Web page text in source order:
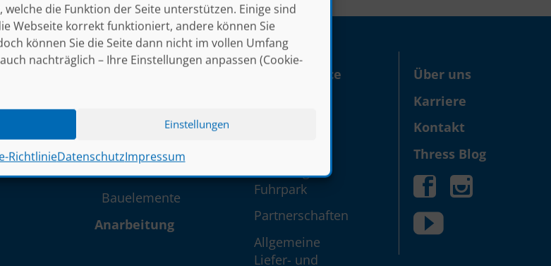
welche die Funktion der Seite unterstützen. Einige sind
Webseite korrekt funktioniert, andere können Sie
können Sie die Seite dann nicht im vollen Umfang
nachträglich – Ihre Einstellungen anpassen (Cookie-
Einstellungen
RichtlinieDatenschutzImpressum
Edelstahl |
Aluminium
Bauelemente
Anarbeitung
Infos & Service
Lieferung &
Fuhrpark
Partner­schaften
Allgemeine
Liefer- und
Über uns
Karriere
Kontakt
Thress Blog